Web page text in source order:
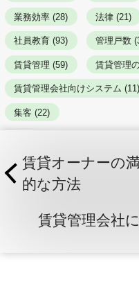
業務効率 (28) 法律 (21)
社員教育 (93) 管理戸数
賃貸管理 (59) 賃貸管理
賃貸管理会社向けシステム (11)
集客 (22)
賃貸オーナーの
的な方法
賃貸管理会社